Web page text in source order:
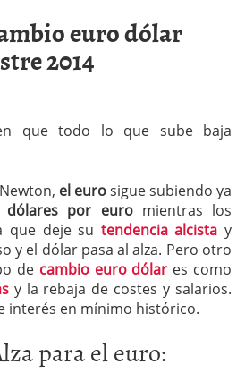
euro dólar
2014
que todo lo que sube baja
el eurosigue subiendo ya
dólares por euromientras los
que deje su tendencia alcista y
y el dólar pasa al alza. Pero otro
de cambio euro dólar es como
y la rebaja de costes y salarios.
interés en mínimo histórico.
para el euro: